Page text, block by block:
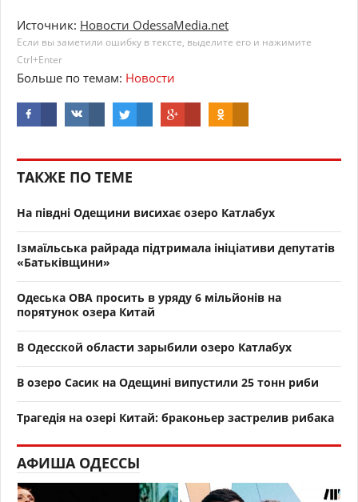
Источник: Новости OdessaMedia.net
Если вы заметили ошибку в тексте, выделите его и нажимите
Ctrl+Enter
Больше по темам: Новости
ТАКЖЕ ПО ТЕМЕ
На півдні Одещини висихає озеро Катлабух
Ізмаїльська райрада підтримала ініціативи депутатів
«Батьківщини»
Одеська ОВА просить в уряду 6 мільйонів на
порятунок озера Китай
В Одесской области зарыбили озеро Катлабух
В озеро Сасик на Одещині випустили 25 тонн риби
Трагедія на озері Китай: браконьер застрелив рибака
АФИША ОДЕССЫ